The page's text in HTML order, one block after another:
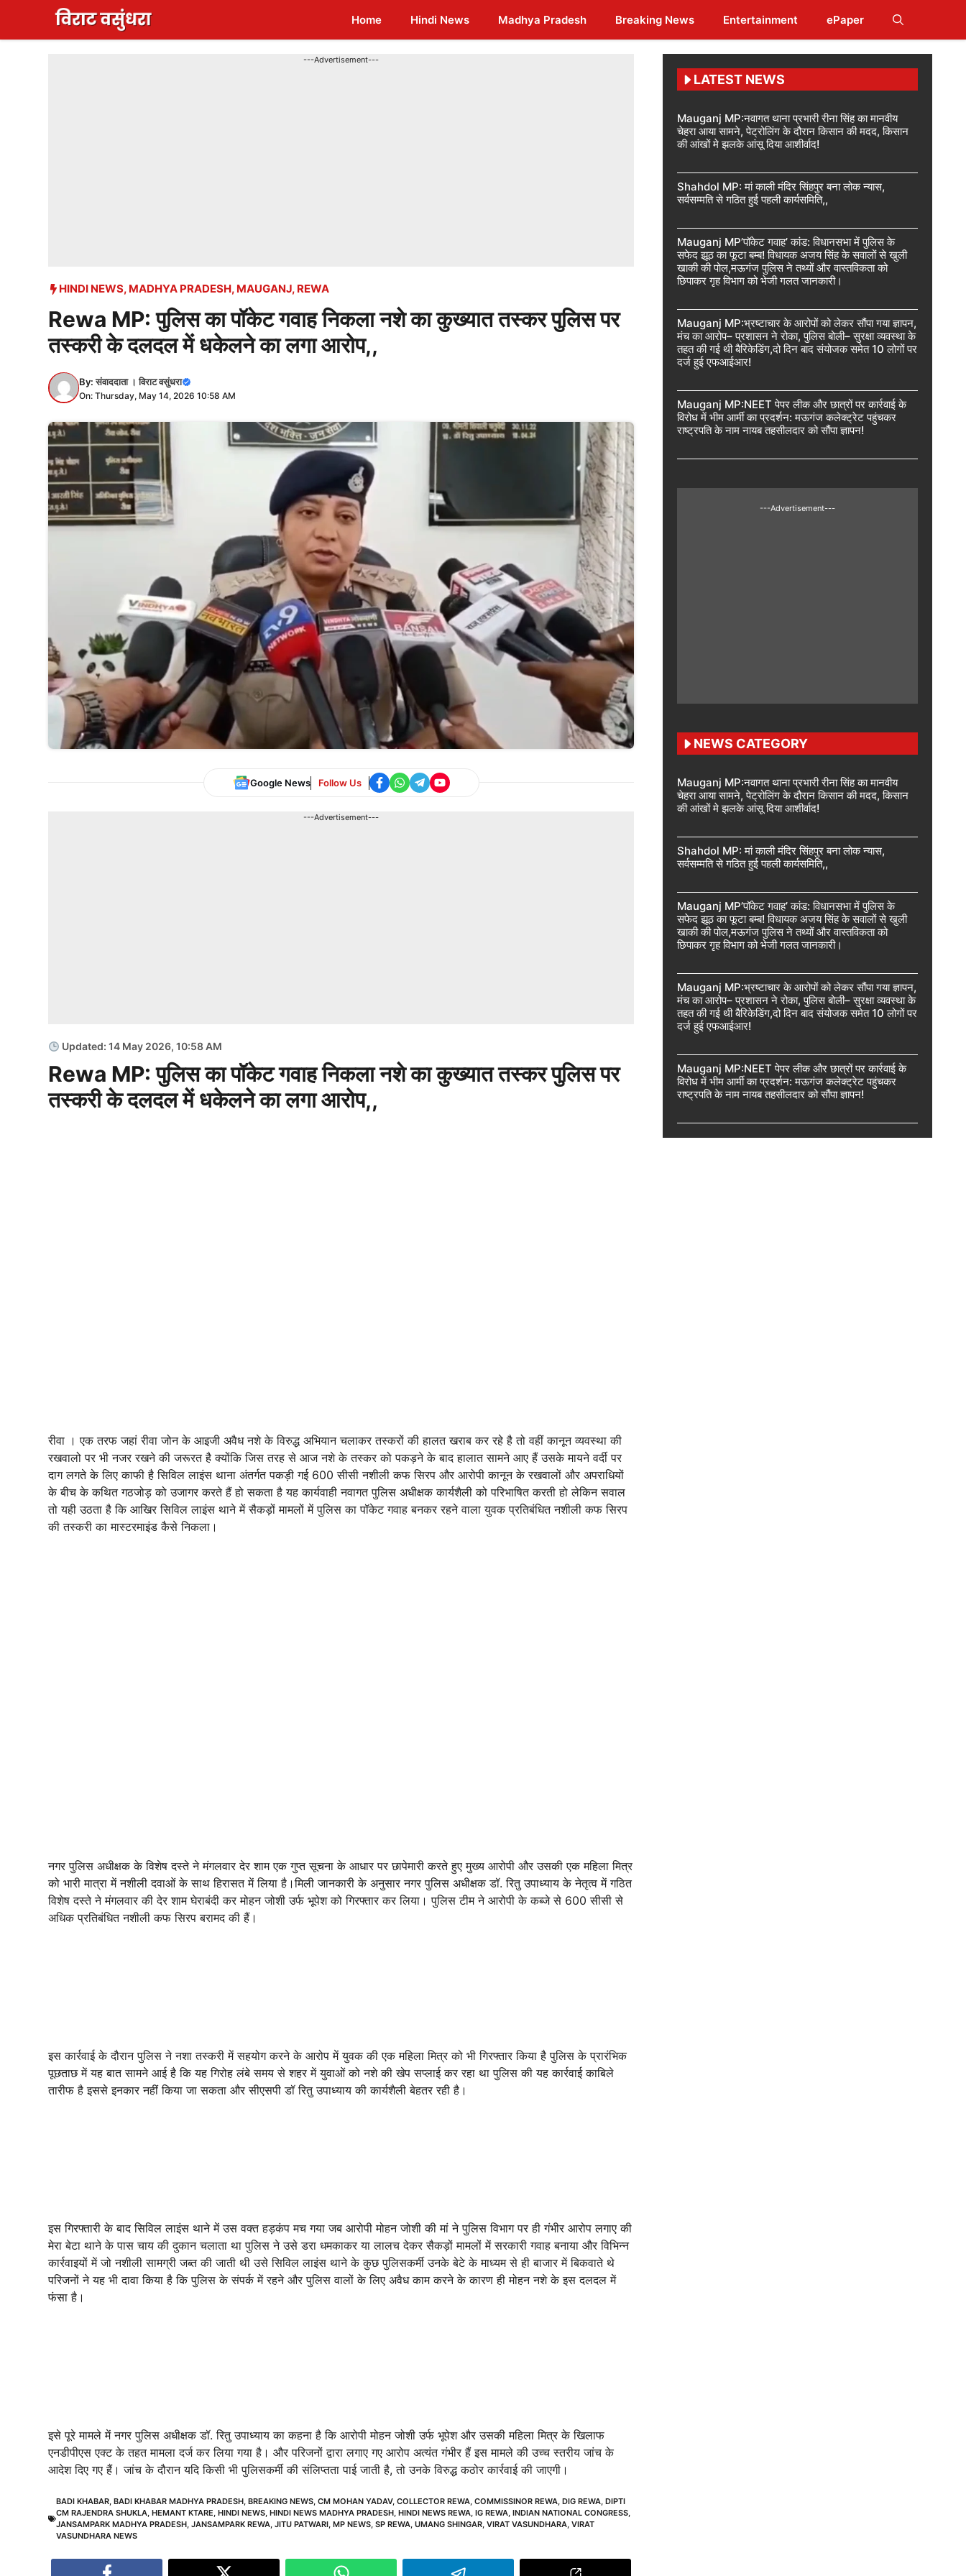
content
Home Hindi News Madhya Pradesh Breaking News Entertainment ePaper
---Advertisement---
HINDI NEWS, MADHYA PRADESH, MAUGANJ, REWA
Rewa MP: पुलिस का पॉकेट गवाह निकला नशे का कुख्यात तस्कर पुलिस पर
तस्करी के दलदल में धकेलने का लगा आरोप,,
By:संवाददाता । विराट वसुंधरा
On: Thursday, May 14, 2026 10:58 AM
Google News Follow Us
---Advertisement---
Updated: 14 May 2026, 10:58 AM
Rewa MP: पुलिस का पॉकेट गवाह निकला नशे का कुख्यात तस्कर पुलिस पर
तस्करी के दलदल में धकेलने का लगा आरोप,,
रीवा । एक तरफ जहां रीवा जोन के आइजी अवैध नशे के विरुद्ध अभियान चलाकर तस्करों की हालत खराब कर रहे है तो वहीं कानून व्यवस्था की
रखवालो पर भी नजर रखने की जरूरत है क्योंकि जिस तरह से आज नशे के तस्कर को पकड़ने के बाद हालात सामने आए हैं उसके मायने वर्दी पर
दाग लगते के लिए काफी है सिविल लाइंस थाना अंतर्गत पकड़ी गई 600 सीसी नशीली कफ सिरप और आरोपी कानून के रखवालों और अपराधियों
के बीच के कथित गठजोड़ को उजागर करते हैं हो सकता है यह कार्यवाही नवागत पुलिस अधीक्षक कार्यशैली को परिभाषित करती हो लेकिन सवाल
तो यही उठता है कि आखिर सिविल लाइंस थाने में सैकड़ों मामलों में पुलिस का पॉकेट गवाह बनकर रहने वाला युवक प्रतिबंधित नशीली कफ सिरप
की तस्करी का मास्टरमाइंड कैसे निकला।
नगर पुलिस अधीक्षक के विशेष दस्ते ने मंगलवार देर शाम एक गुप्त सूचना के आधार पर छापेमारी करते हुए मुख्य आरोपी और उसकी एक महिला मित्र
को भारी मात्रा में नशीली दवाओं के साथ हिरासत में लिया है।मिली जानकारी के अनुसार ​नगर पुलिस अधीक्षक डॉ. रितु उपाध्याय के नेतृत्व में गठित
विशेष दस्ते ने मंगलवार की देर शाम घेराबंदी कर मोहन जोशी उर्फ भूपेश को गिरफ्तार कर लिया। पुलिस टीम ने आरोपी के कब्जे से 600 सीसी से
अधिक प्रतिबंधित नशीली कफ सिरप बरामद की हैं।
इस कार्रवाई के दौरान पुलिस ने नशा तस्करी में सहयोग करने के आरोप में युवक की एक महिला मित्र को भी गिरफ्तार किया है पुलिस के प्रारंभिक
पूछताछ में यह बात सामने आई है कि यह गिरोह लंबे समय से शहर में युवाओं को नशे की खेप सप्लाई कर रहा था पुलिस की यह कार्रवाई काबिले
तारीफ है इससे इनकार नहीं किया जा सकता और सीएसपी डॉ रितु उपाध्याय की कार्यशैली बेहतर रही है।
​इस गिरफ्तारी के बाद सिविल लाइंस थाने में उस वक्त हड़कंप मच गया जब आरोपी मोहन जोशी की मां ने पुलिस विभाग पर ही गंभीर आरोप लगाए की
मेरा बेटा थाने के पास चाय की दुकान चलाता था पुलिस ने उसे डरा धमकाकर या लालच देकर सैकड़ों मामलों में सरकारी गवाह बनाया और विभिन्न
कार्रवाइयों में जो नशीली सामग्री जब्त की जाती थी उसे सिविल लाइंस थाने के कुछ पुलिसकर्मी उनके बेटे के माध्यम से ही बाजार में बिकवाते थे
परिजनों ने यह भी दावा किया है कि पुलिस के संपर्क में रहने और पुलिस वालों के लिए अवैध काम करने के कारण ही मोहन नशे के इस दलदल में
फंसा है।
​इसे पूरे मामले में नगर पुलिस अधीक्षक डॉ. रितु उपाध्याय का कहना है कि आरोपी मोहन जोशी उर्फ भूपेश और उसकी महिला मित्र के खिलाफ
एनडीपीएस एक्ट के तहत मामला दर्ज कर लिया गया है। और परिजनों द्वारा लगाए गए आरोप अत्यंत गंभीर हैं इस मामले की उच्च स्तरीय जांच के
आदेश दिए गए हैं। जांच के दौरान यदि किसी भी पुलिसकर्मी की संलिप्तता पाई जाती है, तो उनके विरुद्ध कठोर कार्रवाई की जाएगी।
BADI KHABAR, BADI KHABAR MADHYA PRADESH, BREAKING NEWS, CM MOHAN YADAV, COLLECTOR REWA, COMMISSINOR REWA, DIG REWA, DIPTI
CM RAJENDRA SHUKLA, HEMANT KTARE, HINDI NEWS, HINDI NEWS MADHYA PRADESH, HINDI NEWS REWA, IG REWA, INDIAN NATIONAL CONGRESS,
JANSAMPARK MADHYA PRADESH, JANSAMPARK REWA, JITU PATWARI, MP NEWS, SP REWA, UMANG SHINGAR, VIRAT VASUNDHARA, VIRAT
VASUNDHARA NEWS
LATEST NEWS
Mauganj MP:नवागत थाना प्रभारी रीना सिंह का मानवीय
चेहरा आया सामने, पेट्रोलिंग के दौरान किसान की मदद, किसान
की आंखों मे झलके आंसू दिया आशीर्वाद!
Shahdol MP: मां काली मंदिर सिंहपुर बना लोक न्यास,
सर्वसम्मति से गठित हुई पहली कार्यसमिति,,
Mauganj MP’पॉकेट गवाह’ कांड: विधानसभा में पुलिस के
सफेद झूठ का फूटा बम्ब! विधायक अजय सिंह के सवालों से खुली
खाकी की पोल,मऊगंज पुलिस ने तथ्यों और वास्तविकता को
छिपाकर गृह विभाग को भेजी गलत जानकारी।
Mauganj MP:भ्रष्टाचार के आरोपों को लेकर सौंपा गया ज्ञापन,
मंच का आरोप– प्रशासन ने रोका, पुलिस बोली– सुरक्षा व्यवस्था के
तहत की गई थी बैरिकेडिंग,दो दिन बाद संयोजक समेत 10 लोगों पर
दर्ज हुई एफआईआर!
Mauganj MP:NEET पेपर लीक और छात्रों पर कार्रवाई के
विरोध में भीम आर्मी का प्रदर्शन: मऊगंज कलेक्ट्रेट पहुंचकर
राष्ट्रपति के नाम नायब तहसीलदार को सौंपा ज्ञापन!
---Advertisement---
NEWS CATEGORY
Mauganj MP:नवागत थाना प्रभारी रीना सिंह का मानवीय
चेहरा आया सामने, पेट्रोलिंग के दौरान किसान की मदद, किसान
की आंखों मे झलके आंसू दिया आशीर्वाद!
Shahdol MP: मां काली मंदिर सिंहपुर बना लोक न्यास,
सर्वसम्मति से गठित हुई पहली कार्यसमिति,,
Mauganj MP’पॉकेट गवाह’ कांड: विधानसभा में पुलिस के
सफेद झूठ का फूटा बम्ब! विधायक अजय सिंह के सवालों से खुली
खाकी की पोल,मऊगंज पुलिस ने तथ्यों और वास्तविकता को
छिपाकर गृह विभाग को भेजी गलत जानकारी।
Mauganj MP:भ्रष्टाचार के आरोपों को लेकर सौंपा गया ज्ञापन,
मंच का आरोप– प्रशासन ने रोका, पुलिस बोली– सुरक्षा व्यवस्था के
तहत की गई थी बैरिकेडिंग,दो दिन बाद संयोजक समेत 10 लोगों पर
दर्ज हुई एफआईआर!
Mauganj MP:NEET पेपर लीक और छात्रों पर कार्रवाई के
विरोध में भीम आर्मी का प्रदर्शन: मऊगंज कलेक्ट्रेट पहुंचकर
राष्ट्रपति के नाम नायब तहसीलदार को सौंपा ज्ञापन!